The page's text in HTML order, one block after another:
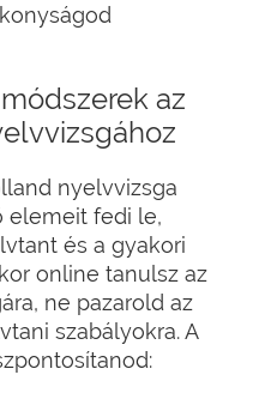
az
nyelvvizsga
elemeit fedi le,
és a gyakori
online tanulsz az
ne pazarold az
szabályokra. A